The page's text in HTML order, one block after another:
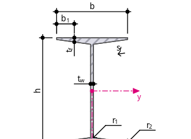
b
b1
h
t
f
tw
r2
r1
sf
y